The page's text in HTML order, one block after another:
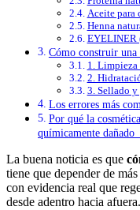
Aceite para
Henna
EYELINER
Cómo construir
1. Limpieza
2.
3. Sellado
Los errores más
Por qué la
químicamente dañado
La buena noticia es que
tiene que depender de
con evidencia real que
desde adentro hacia afuera.